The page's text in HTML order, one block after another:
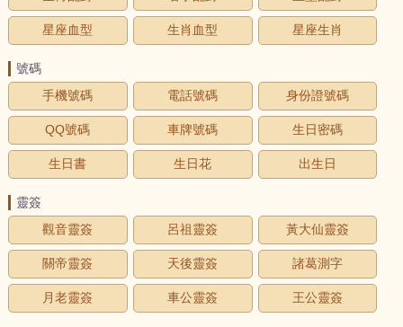
星座血型 生肖血型 星座生肖
號碼
手機號碼
電話號碼 身份證號碼
QQ號碼 車牌號碼 生日密碼
生日書 生日花 出生日
靈簽
觀音靈簽
呂祖靈簽 黃大仙靈簽
關帝靈簽 天後靈簽 諸葛測字
月老靈簽 車公靈簽 王公靈簽